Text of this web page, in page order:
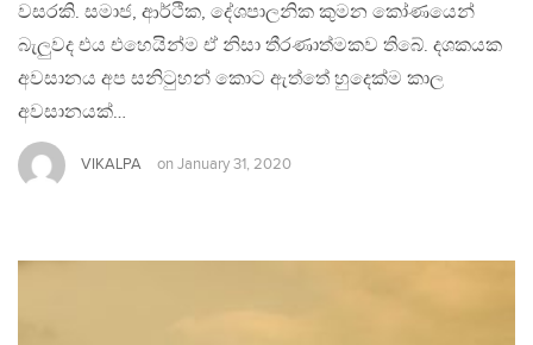
වසරකි. සමාජ, ආර්ථික, දේශපාලනික කුමන කෝණයෙන්
බැලුවද එය එහෙයින්ම ඒ නිසා තීරණාත්මකව තිබේ. දශකයක
අවසානය අප සනිටුහන් කොට ඇත්තේ හුදෙක්ම කාල
අවසානයක්…
VIKALPA on January 31, 2020